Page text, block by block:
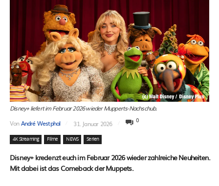
Disney+ liefert im Februar 2026 wieder Mupperts-Nachschub.
VonAndré Westphal 31. Januar 2026 0
4K Streaming Filme NEWS Serien
Disney+ kredenzt euch im Februar 2026 wieder zahlreiche Neuheiten.
Mit dabei ist das Comeback der Muppets.